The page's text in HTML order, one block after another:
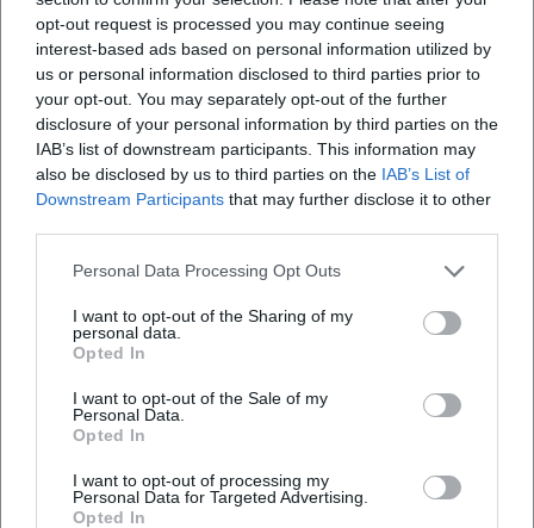
opt-out request is processed you may continue seeing
interest-based ads based on personal information utilized by
us or personal information disclosed to third parties prior to
your opt-out. You may separately opt-out of the further
disclosure of your personal information by third parties on the
IAB’s list of downstream participants. This information may
also be disclosed by us to third parties on the IAB’s List of
Downstream Participants that may further disclose it to other
Personal Data Processing Opt Outs
I want to opt-out of the Sharing of my
personal data.
Opted In
I want to opt-out of the Sale of my
Personal Data.
Opted In
I want to opt-out of processing my
Personal Data for Targeted Advertising.
Opted In
Open in Google Maps
Häufig gestellte Fragen
Wann findet das DSA-Weintasting statt?
Wo findet das Event statt?
Was erwartet die Gäste beim Weintasting?